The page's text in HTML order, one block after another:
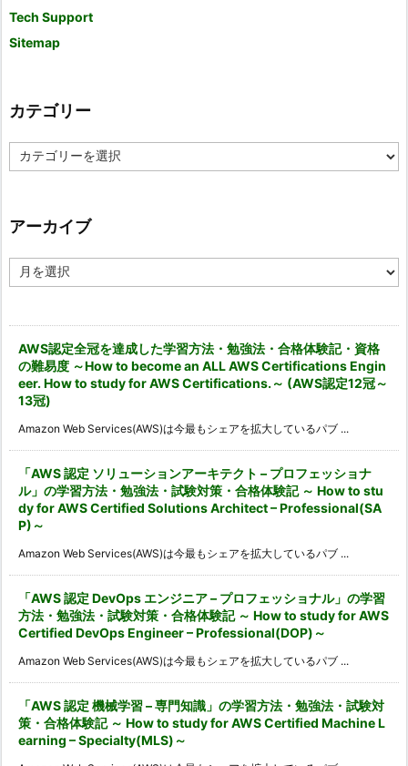
Tech Support
Sitemap
カテゴリー
テ
ー
アーカイブ
ー
AWS認定全冠を達成した学習方法・勉強法・合格体験記・資格
の難易度 ～How to become an ALL AWS Certifications Engin
eer. How to study for AWS Certifications.～ (AWS認定12冠～
13冠)
Amazon Web Services(AWS)は今最もシェアを拡大しているパブ ...
「AWS 認定 ソリューションアーキテクト – プロフェッショナ
ル」の学習方法・勉強法・試験対策・合格体験記 ～ How to stu
dy for AWS Certified Solutions Architect – Professional(SA
P)～
Amazon Web Services(AWS)は今最もシェアを拡大しているパブ ...
「AWS 認定 DevOps エンジニア – プロフェッショナル」の学習
方法・勉強法・試験対策・合格体験記 ～ How to study for AWS
Certified DevOps Engineer – Professional(DOP)～
Amazon Web Services(AWS)は今最もシェアを拡大しているパブ ...
「AWS 認定 機械学習 – 専門知識」の学習方法・勉強法・試験対
策・合格体験記 ～ How to study for AWS Certified Machine L
earning – Specialty(MLS)～